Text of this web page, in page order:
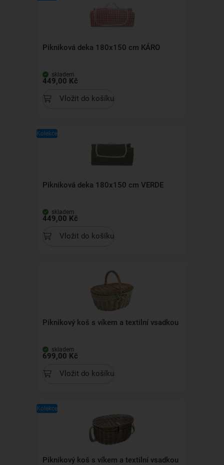
Pikniková deka 180x150 cm KÁRO
skladem
449,00 Kč
Vložit do košíku
Kolekce
Pikniková deka 180x150 cm VERDE
skladem
449,00 Kč
Vložit do košíku
Piknikový koš s víkem a textilní vsadkou
skladem
699,00 Kč
Vložit do košíku
Kolekce
Piknikový koš s víkem a textilní vsadkou